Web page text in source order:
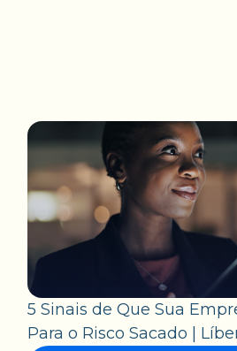
5 Sinais de Que Sua
Para o Risco Sacado |